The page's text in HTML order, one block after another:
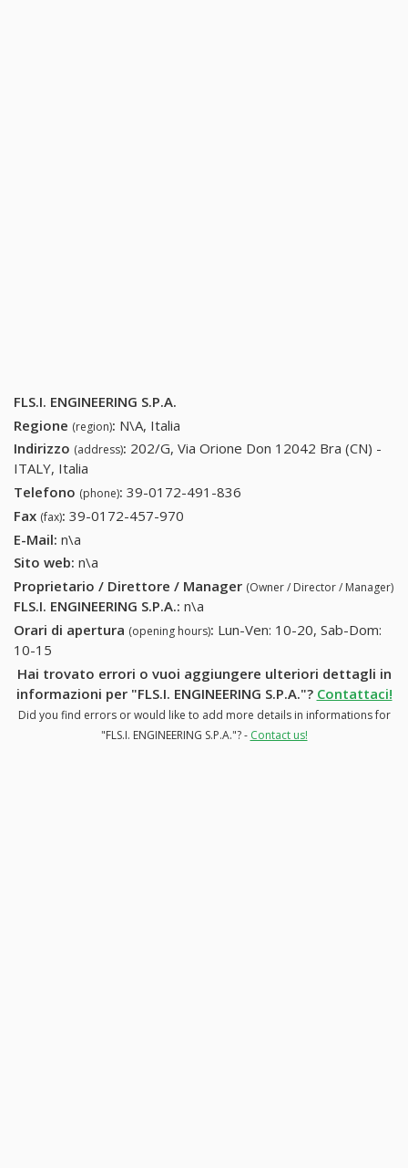
FLS.I. ENGINEERING S.P.A.
Regione (region): N\A, Italia
Indirizzo (address): 202/G, Via Orione Don 12042 Bra (CN) -
ITALY, Italia
Telefono (phone): 39-0172-491-836
Fax (fax): 39-0172-457-970
E-Mail: n\a
Sito web: n\a
Proprietario / Direttore / Manager (Owner / Director / Manager)
FLS.I. ENGINEERING S.P.A.: n\a
Orari di apertura (opening hours): Lun-Ven: 10-20, Sab-Dom:
10-15
Hai trovato errori o vuoi aggiungere ulteriori dettagli in
informazioni per "FLS.I. ENGINEERING S.P.A."? Contattaci!
Did you find errors or would like to add more details in informations for
"FLS.I. ENGINEERING S.P.A."? - Contact us!